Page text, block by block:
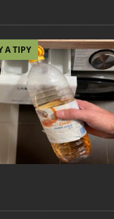
A TIPY